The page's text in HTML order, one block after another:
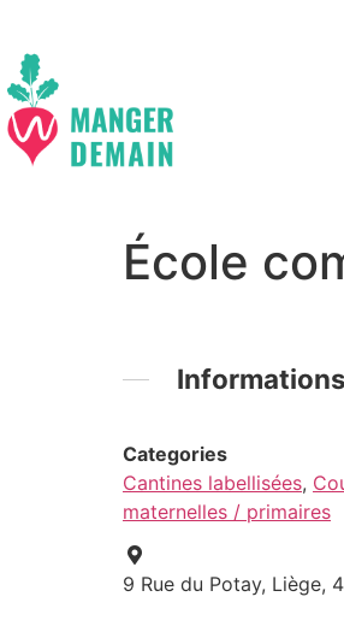
École
Categories
Cantines labellisées,
maternelles / primaires
9 Rue du Potay, Liège,